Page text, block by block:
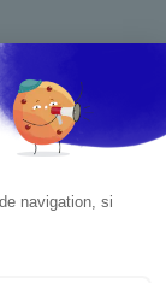
par jour, plus